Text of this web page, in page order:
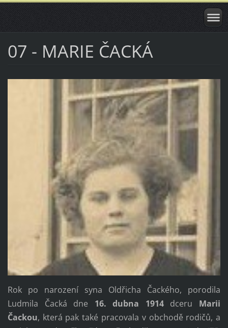
07 - MARIE ČACKÁ
Rok po narození syna Oldřicha Čackého, porodila
Ludmila Čacká dne 16. dubna 1914dceru Marii
Čackou, která pak také pracovala v obchodě rodičů, a